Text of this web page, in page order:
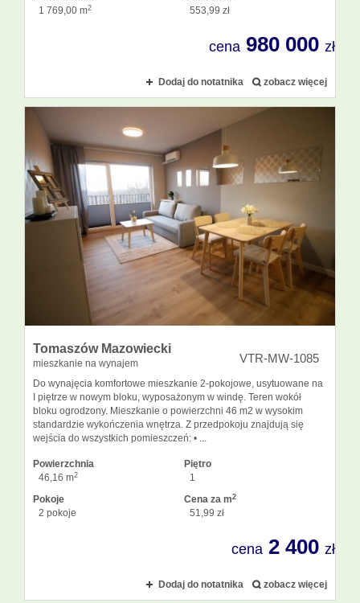
1 769,00 m2 553,99 zł
cena 980 000 zł
Dodaj do notatnika zobacz więcej
Tomaszów Mazowiecki
mieszkanie na wynajem VTR-MW-1085
Do wynajęcia komfortowe mieszkanie 2-pokojowe, usytuowane na
I piętrze w nowym bloku, wyposażonym w windę. Teren wokół
bloku ogrodzony. Mieszkanie o powierzchni 46 m2 w wysokim
standardzie wykończenia wnętrza. Z przedpokoju znajdują się
wejścia do wszystkich pomieszczeń: • ...
Powierzchnia
46,16 m2
Piętro
1
Pokoje
2 pokoje
Cena za m2
51,99 zł
cena 2 400 zł
Dodaj do notatnika zobacz więcej